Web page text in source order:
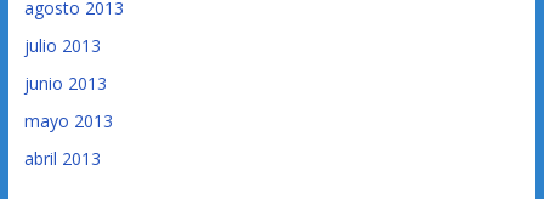
agosto 2013
julio 2013
junio 2013
mayo 2013
abril 2013